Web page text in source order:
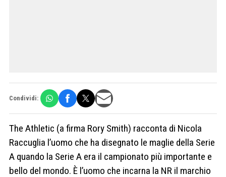
Condividi:
The Athletic (a firma Rory Smith) racconta di Nicola
Raccuglia l’uomo che ha disegnato le maglie della Serie
A quando la Serie A era il campionato più importante e
bello del mondo. È l’uomo che incarna la NR il marchio